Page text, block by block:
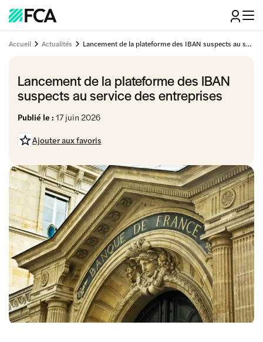
Accueil Actualités Lancement de la plateforme des IBAN suspects au service des entreprises
Lancement de la plateforme des IBAN
suspects au service des entreprises
Publié le : 17 juin 2026
Ajouter aux favoris